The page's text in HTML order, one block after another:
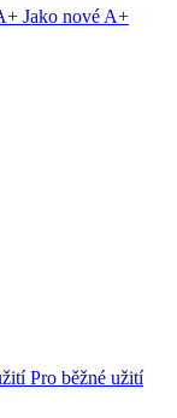
Jako nové A+
Pro běžné užití